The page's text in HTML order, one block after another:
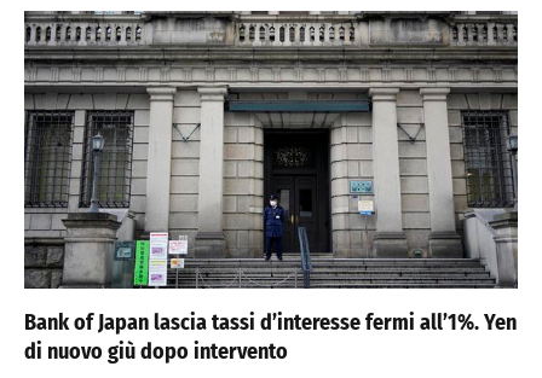
Bank of Japan lascia tassi d’interesse fermi all’1%. Yen
di nuovo giù dopo intervento